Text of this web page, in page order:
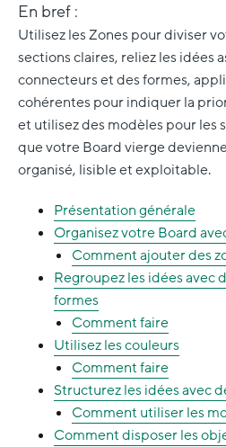
En bref :
Utilisez les Zones pour diviser
sections claires, reliez les idées
connecteurs et des formes,
cohérentes pour indiquer la
et utilisez des modèles pour les
que votre Board vierge
organisé, lisible et exploitable.
Présentation générale
Organisez votre Board
Comment ajouter des
Regroupez les idées avec
formes
Comment faire
Utilisez les couleurs
Comment faire
Structurez les idées avec
Comment utiliser les
Comment disposer les